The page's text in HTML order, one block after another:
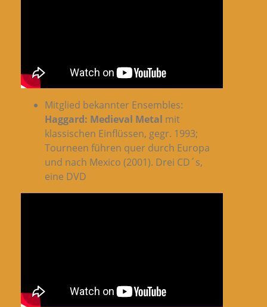
Mitglied bekannter Ensembles:
Haggard: Medieval Metal mit
klassischen Einflüssen, gegr. 1993;
Tourneen führen quer durch Europa
und nach Mexico (2001). Drei CD´s,
eine DVD